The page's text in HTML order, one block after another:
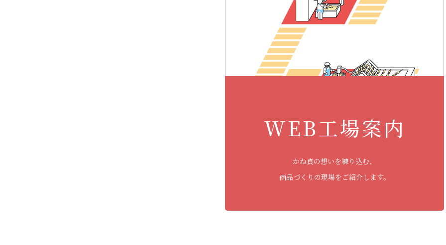
WEB工場案内
かね貞の想いを練り込む、
商品づくりの現場をご紹介します。